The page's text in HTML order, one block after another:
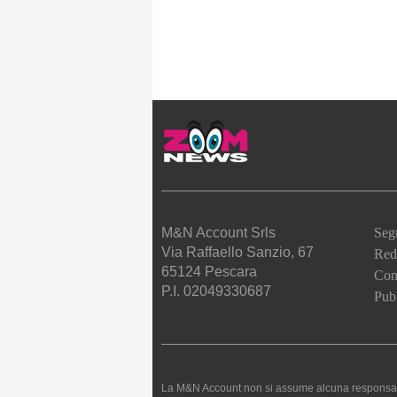
M&N Account Srls
Via Raffaello Sanzio, 67
65124 Pescara
P.I. 02049330687
La M&N Account non si assume alcuna